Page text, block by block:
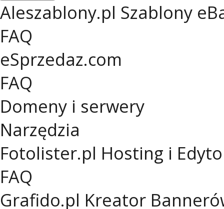
Aleszablony.pl Szablony
FAQ
eSprzedaz.com
FAQ
Domeny i serwery
Narzędzia
Fotolister.pl Hosting i
FAQ
Grafido.pl Kreator